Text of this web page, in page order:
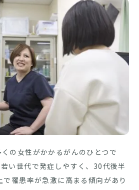
の女性がかかるがんのひとつで
い世代で発症しやすく、30代後半
罹患率が急激に高まる傾向があり